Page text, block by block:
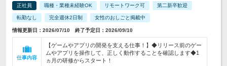
正社員 職種・業種未経験OK リモートワーク可 第二新卒歓迎
転勤なし 完全週休2日制 女性のおしごと掲載中
情報更新日：2026/07/10 終了予定日：2026/09/10
仕事内容
【ゲームやアプリの開発を支える仕事！】◆リリース前のゲー
ムやアプリを操作して、正しく動作することを確認します◆1
ヵ月の研修からスタート！